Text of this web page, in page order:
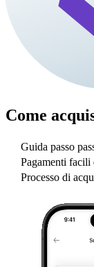
Come
Guida passo
Pagamenti facili
Processo di